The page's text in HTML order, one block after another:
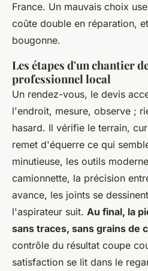
France. Un mauvais choix
coûte double en réparation,
bougonne.
Les étapes d'un chantier
professionnel local
Un rendez-vous, le devis
l'endroit, mesure, observe ;
hasard. Il vérifie le terrain,
remet d'équerre ce qui
minutieuse, les outils
camionnette, la précision
avance, les joints se
l'aspirateur suit. Au final, la
sans traces, sans grains de
contrôle du résultat coupe
satisfaction se lit dans le